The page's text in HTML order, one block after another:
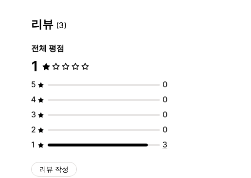
리뷰 (3)
전체 평점
1
5
0
4
0
3
0
2
0
1
3
리뷰 작성